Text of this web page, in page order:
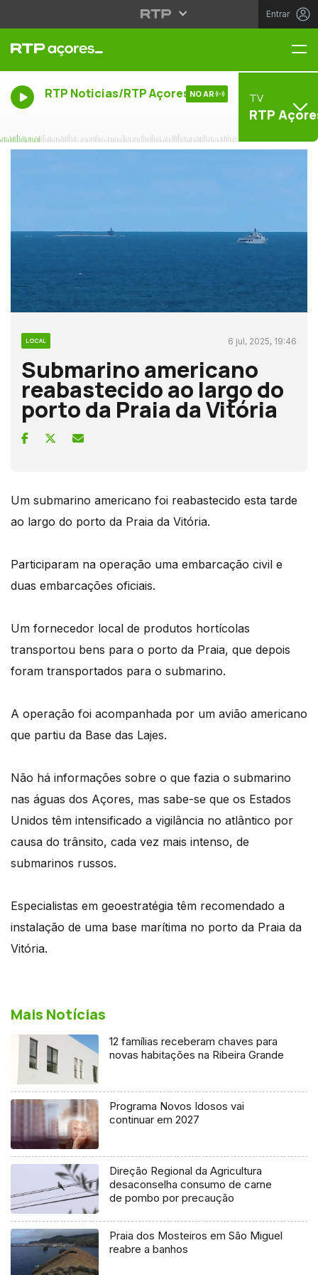
Entrar
RTP Noticias/RTP Açores NO AR TV
RTP
LOCAL 6 jul, 2025, 19:46
Submarino americano
reabastecido ao largo do
porto da Praia da Vitória
Um submarino americano foi reabastecido esta tarde
ao largo do porto da Praia da Vitória.
Participaram na operação uma embarcação civil e
duas embarcações oficiais.
Um fornecedor local de produtos hortícolas
transportou bens para o porto da Praia, que depois
foram transportados para o submarino.
A operação foi acompanhada por um avião americano
que partiu da Base das Lajes.
Não há informações sobre o que fazia o submarino
nas águas dos Açores, mas sabe-se que os Estados
Unidos têm intensificado a vigilância no atlântico por
causa do trânsito, cada vez mais intenso, de
submarinos russos.
Especialistas em geoestratégia têm recomendado a
instalação de uma base marítima no porto da Praia da
Vitória.
Mais Notícias
12 famílias receberam chaves para
novas habitações na Ribeira Grande
Programa Novos Idosos vai
continuar em 2027
Direção Regional da Agricultura
desaconselha consumo de carne
de pombo por precaução
Praia dos Mosteiros em São Miguel
reabre a banhos